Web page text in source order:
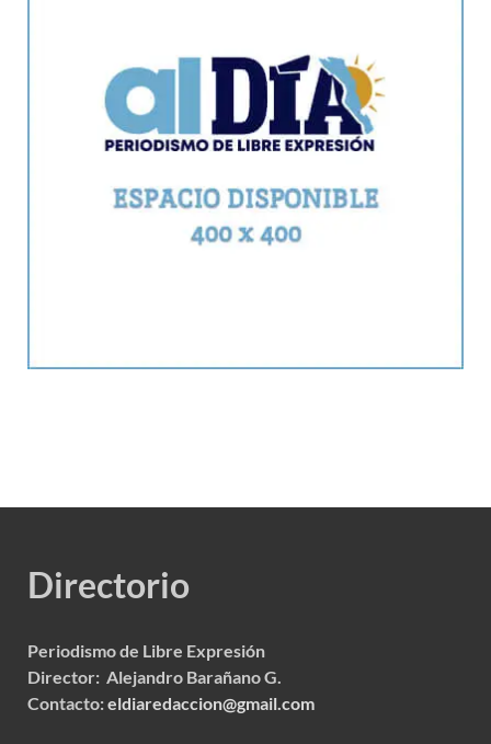
Directorio
Periodismo de Libre Expresión
Director: Alejandro Barañano G.
Contacto:eldiaredaccion@gmail.com